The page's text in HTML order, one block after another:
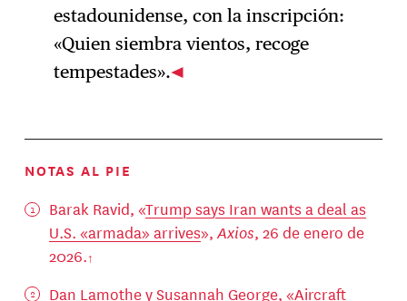
estadounidense, con la inscripción:
«Quien siembra vientos, recoge
tempestades».
NOTAS AL PIE
Barak Ravid, «Trump says Iran wants a deal as
U.S. «armada» arrives»,Axios, 26 de enero de
2026.
Dan Lamothe y Susannah George, «Aircraft